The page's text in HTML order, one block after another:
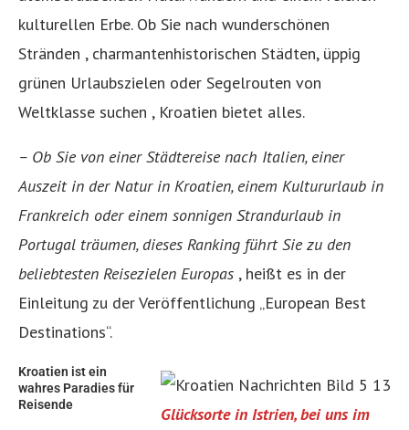
kulturellen Erbe. Ob Sie nach wunderschönen
Stränden , charmantenhistorischen Städten, üppig
grünen Urlaubszielen oder Segelrouten von
Weltklasse suchen , Kroatien bietet alles.
– Ob Sie von einer Städtereise nach Italien, einer
Auszeit in der Natur in Kroatien, einem Kultururlaub in
Frankreich oder einem sonnigen Strandurlaub in
Portugal träumen, dieses Ranking führt Sie zu den
beliebtesten Reisezielen Europas , heißt es in der
Einleitung zu der Veröffentlichung „European Best
Destinations“.
Glücksorte in Istrien, bei uns im
Kroatien ist ein
wahres Paradies für
Reisende